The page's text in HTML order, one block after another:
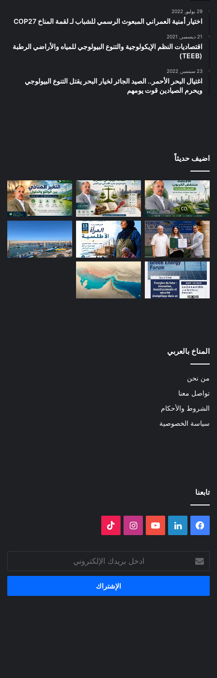
29 يوليو, 2022
اختيار أمنية العمراني المبعوث الرسمي للشباب لـ لقمة المناخ COP27
21 ديسمبر, 2021
اقتصاديات النظم الإيكولوجية والتنوع البيولوجي للمياه والأراضي الرطبة
(TEEB)
23 سبتمبر, 2022
اغتيال البحر الأحمر.. الصيد الجائر لخيار البحر يقتل التنوع البيولوجي
ويحرم الصيادين قوت يومهم
اضيف حديثاً
المناخ بالعربي
من نحن
تواصل معنا
الشروط والأحكام
سياسة الخصوصية
تابعنا
فيسبوك لينكدإن ‫YouTubeانستقرام
بريدك
الإلكتروني